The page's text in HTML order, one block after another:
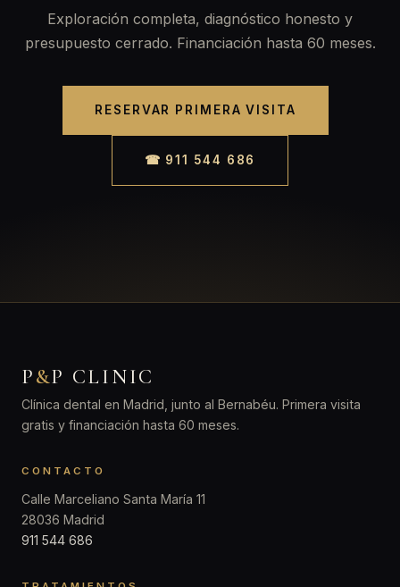
Exploración completa, diagnóstico honesto y
presupuesto cerrado. Financiación hasta 60 meses.
RESERVAR PRIMERA VISITA
☎ 911 544 686
P&P CLINIC
Clínica dental en Madrid, junto al Bernabéu. Primera visita
gratis y financiación hasta 60 meses.
CONTACTO
Calle Marceliano Santa María 11
28036 Madrid
911 544 686